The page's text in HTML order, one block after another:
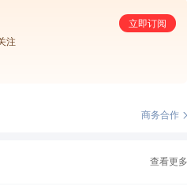
立即订阅
注
商务合作
查看更多